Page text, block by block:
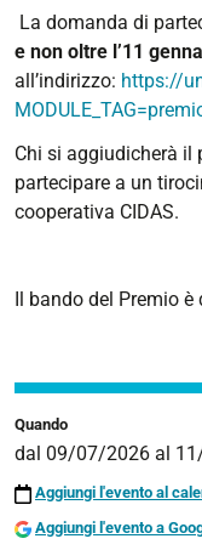
11T23:59:59+01:00
Quando
dal 09/07/2026 al
Aggiungi l'evento al
Aggiungi l'evento a
La domanda di
e non oltre l’11
all’indirizzo: https://
Chi si aggiudicherà il
partecipare a un
cooperativa CIDAS.
Il bando del Premio è